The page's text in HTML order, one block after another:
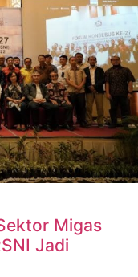
Migas
Jadi